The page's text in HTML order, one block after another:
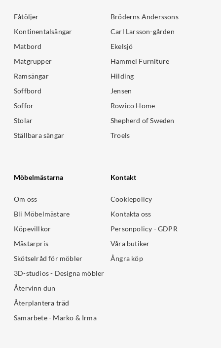
Fåtöljer
Kontinentalsängar
Matbord
Matgrupper
Ramsängar
Soffbord
Soffor
Stolar
Ställbara sängar
Bröderns Anderssons
Carl Larsson-gården
Ekelsjö
Hammel Furniture
Hilding
Jensen
Rowico Home
Shepherd of Sweden
Troels
Möbelmästarna
Om oss
Bli Möbelmästare
Köpevillkor
Mästarpris
Skötselråd för möbler
3D-studios - Designa möbler
Återvinn dun
Återplantera träd
Samarbete - Marko & Irma
Kontakt
Cookiepolicy
Kontakta oss
Personpolicy - GDPR
Våra butiker
Ångra köp